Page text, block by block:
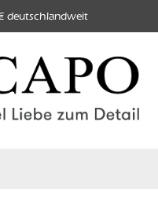
deutschlandweit